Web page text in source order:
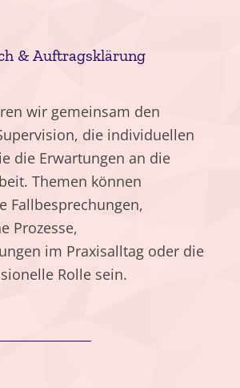
&Auftragsklärung
wir gemeinsam den
die individuellen
die Erwartungen an die
Themen können
Fallbesprechungen,
Prozesse,
im Praxisalltag oder die
Rolle sein.